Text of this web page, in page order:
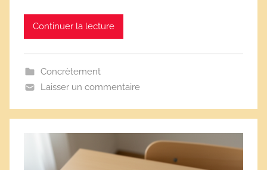
s
Continuer la lecture
Concrètement
Laisser un commentaire